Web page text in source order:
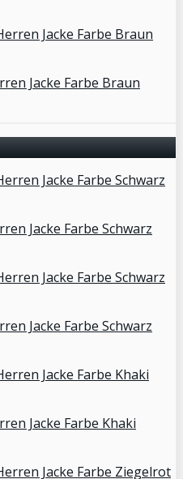
Jacke Farbe Braun
Jacke Farbe Schwarz
Jacke Farbe Schwarz
Jacke Farbe Khaki